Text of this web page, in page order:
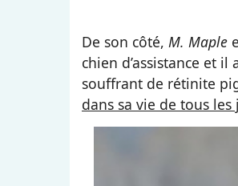
De son côté, M. Maple
chien d’assistance et il
souffrant de rétinite
dans sa vie de tous les